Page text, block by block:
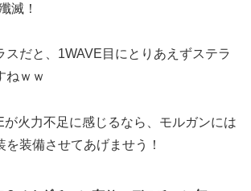
滅！
スだと、1WAVE目にとりあえずステラ
ねｗｗ
が火力不足に感じるなら、モルガンには
を装備させてあげませう！